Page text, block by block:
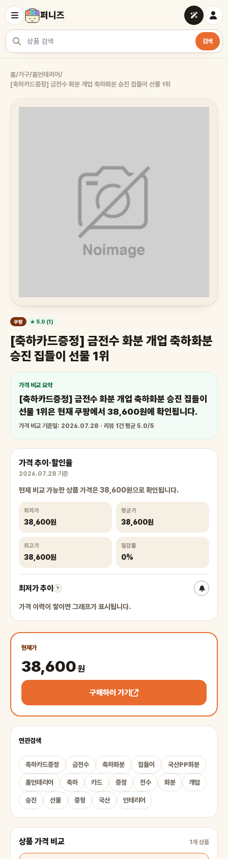
퍼니즈
상품 검색
검색
홈/가구/홈인테리어/
[축하카드증정] 금전수 화분 개업 축하화분 승진 집들이 선물 1위
쿠팡 ★ 5.0 (1)
[축하카드증정] 금전수 화분 개업 축하화분
승진 집들이 선물 1위
가격 비교 요약
[축하카드증정] 금전수 화분 개업 축하화분 승진 집들이
선물 1위은 현재 쿠팡에서 38,600원에 확인됩니다.
가격 비교 기준일: 2026.07.28 · 리뷰 1건 평균 5.0/5
가격 추이·할인율
2026.07.28 기준
현재 비교 가능한 상품 가격은 38,600원으로 확인됩니다.
최저가
38,600원
평균가
38,600원
최고가
38,600원
절감률
0%
최저가 추이 ?
가격 이력이 쌓이면 그래프가 표시됩니다.
현재가
38,600원
구매하러 가기
연관검색
축하카드증정 금전수 축하화분 집들이 국산PP화분
홈인테리어 축하 카드 증정 전수 화분 개업
승진 선물 중형 국산 인테리어
상품 가격 비교 1개 상품